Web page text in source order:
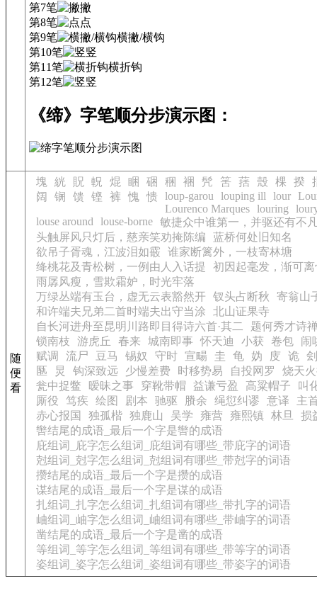
第7笔
撇
第8笔
点
第9笔
横撇/横钩
第10笔
竖
第11笔
横折钩
第12笔
竖
《缔》字笔顺分步演示图：
随
便
看
塊 絖 貺 軦 焜 睏 硱 稇 裍 髠 筈 葀 殼 棵 揆
阔
锎 馈 铿 裤 愧 愦 loup-garou louping ill lour
Lourenco Marques louring
louse around
louse-borne 敏捷众中谁第一，并驱还有不
头触屏风只灯后，慈亲笑劝掩陈编
蓝桥何处旧知名
欲吊子胥魂，江波泪如霰
谁家断篱外，一枝寄林塘
绛桃花及青松树，一例由人入话提
初因起毫发，渐可
雨孱风瘦，雪欺霜妒，时光牢落
万绿丛端有玉台，虚无云表豁然开
钗头占断秋
寄翁山
和许端夫兄弟二首时端夫出守当涂
北山证果寺
自长河进舟至昆明川路即目得诗六首·其二
题何秀才诗
锁南枝
游虎丘 春来 城南即事 怀天迪 小获 卷包
闹
赋调
流尸 豆马 锡奴 守时 宣畼 圭 龟 妫 庋 诡 刽
匦
炅 钩深致远 少慢差费 时移势易 自投网罗
烧天
瓮中捉鳖
暧昧之事 穿靴带帽 益谦亏盈 高粱帽子
叫
厮役
笃疾 绘图 剧本 驰驱 賸余 绳愆纠谬 意译
主
赤心报国
独孤楷 独鹿山 吴学 雍营 雍熙镇 林旦
损
辔结尾的成语_最后一个字是辔的成语
庇组词_庇字怎么组词_庇组词有哪些_带庇字的词语
尅组词_尅字怎么组词_尅组词有哪些_带尅字的词语
攒结尾的成语_最后一个字是攒的成语
谋结尾的成语_最后一个字是谋的成语
扎组词_扎字怎么组词_扎组词有哪些_带扎字的词语
岫组词_岫字怎么组词_岫组词有哪些_带岫字的词语
凿结尾的成语_最后一个字是凿的成语
等组词_等字怎么组词_等组词有哪些_带等字的词语
姿组词_姿字怎么组词_姿组词有哪些_带姿字的词语